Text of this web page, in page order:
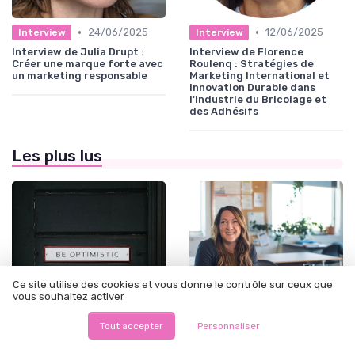
Interview •
24/06/2025
Interview de Julia Drupt :
Créer une marque forte avec
un marketing responsable
Interview • 12/06/2025
Interview de Florence
Roulenq : Stratégies de
Marketing International et
Innovation Durable dans
l'Industrie du Bricolage et
des Adhésifs
Les plus lus
Ce site utilise des cookies et vous donne le contrôle sur ceux que
vous souhaitez activer
Tout accepter Personnaliser